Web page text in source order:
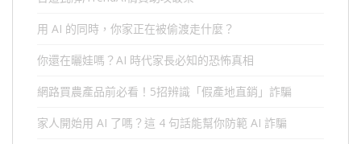
用 AI 的同時，你家正在被偷渡走什麼？
你還在曬娃嗎？AI 時代家長必知的恐怖真相
網路買農產品前必看！5招辨識「假產地直銷」詐騙
家人開始用 AI 了嗎？這 4 句話能幫你防範 AI 詐騙